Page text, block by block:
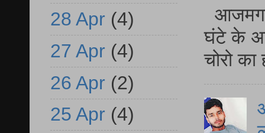
घंटे के
चोरो
28 Apr (4)
27 Apr (4)
26 Apr (2)
25 Apr (4)